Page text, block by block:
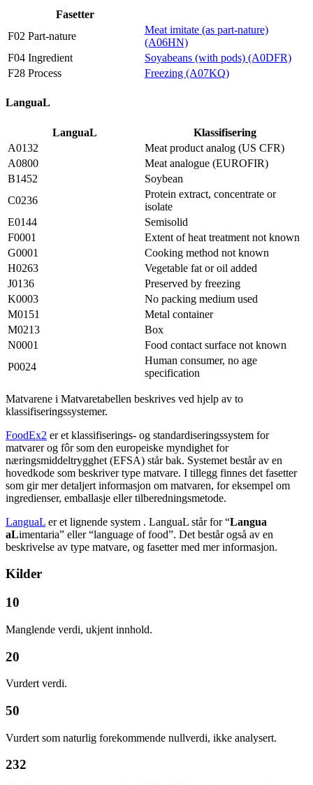
Fasetter
F02 Part-nature
Meat imitate (as part-nature)
(A06HN)
F04 Ingredient
Soyabeans (with pods) (A0DFR)
F28 Process
Freezing (A07KQ)
LanguaL
LanguaL
Klassifisering
A0132
Meat product analog (US CFR)
A0800
Meat analogue (EUROFIR)
B1452
Soybean
C0236
Protein extract, concentrate or
isolate
E0144
Semisolid
F0001
Extent of heat treatment not known
G0001
Cooking method not known
H0263
Vegetable fat or oil added
J0136
Preserved by freezing
K0003
No packing medium used
M0151
Metal container
M0213
Box
N0001
Food contact surface not known
P0024
Human consumer, no age
specification
Matvarene i Matvaretabellen beskrives ved hjelp av to
klassifiseringssystemer.
FoodEx2 er et klassifiserings- og standardiseringssystem for
matvarer og fôr som den europeiske myndighet for
næringsmiddeltrygghet (EFSA) står bak. Systemet består av en
hovedkode som beskriver type matvare. I tillegg finnes det fasetter
som gir mer detaljert informasjon om matvaren, for eksempel om
ingredienser, emballasje eller tilberedningsmetode.
LanguaL er et lignende system . LanguaL står for “Langua
aLimentaria” eller “language of food”. Det består også av en
beskrivelse av type matvare, og fasetter med mer informasjon.
Kilder
10
Manglende verdi, ukjent innhold.
20
Vurdert verdi.
50
Vurdert som naturlig forekommende nullverdi, ikke analysert.
232